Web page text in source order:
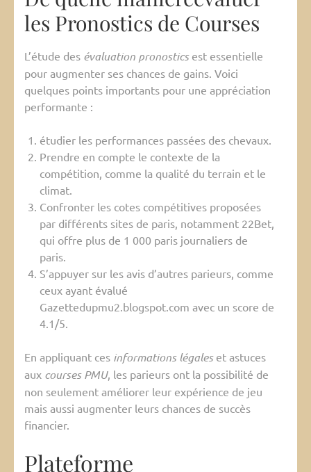
les Pronostics de Courses
L’étude des évaluation pronosticsest essentielle
pour augmenter ses chances de gains. Voici
quelques points importants pour une appréciation
performante :
étudier les performances passées des chevaux.
Prendre en compte le contexte de la
compétition, comme la qualité du terrain et le
climat.
Confronter les cotes compétitives proposées
par différents sites de paris, notamment 22Bet,
qui offre plus de 1 000 paris journaliers de
paris.
S’appuyer sur les avis d’autres parieurs, comme
ceux ayant évalué
Gazettedupmu2.blogspot.com avec un score de
4.1/5.
En appliquant ces informations légaleset astuces
aux courses PMU, les parieurs ont la possibilité de
non seulement améliorer leur expérience de jeu
mais aussi augmenter leurs chances de succès
financier.
Plateforme